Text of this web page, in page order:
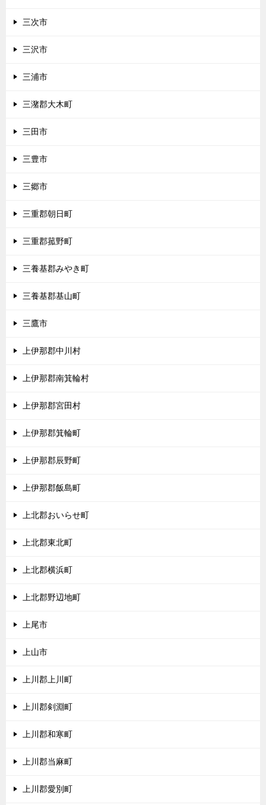
三次市
三沢市
三浦市
三潴郡大木町
三田市
三豊市
三郷市
三重郡朝日町
三重郡菰野町
三養基郡みやき町
三養基郡基山町
三鷹市
上伊那郡中川村
上伊那郡南箕輪村
上伊那郡宮田村
上伊那郡箕輪町
上伊那郡辰野町
上伊那郡飯島町
上北郡おいらせ町
上北郡東北町
上北郡横浜町
上北郡野辺地町
上尾市
上山市
上川郡上川町
上川郡剣淵町
上川郡和寒町
上川郡当麻町
上川郡愛別町